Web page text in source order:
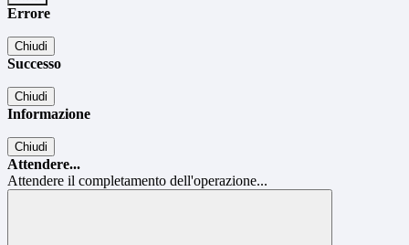
Errore
Chiudi
Successo
Chiudi
Informazione
Chiudi
Attendere...
Attendere il completamento dell'operazione...